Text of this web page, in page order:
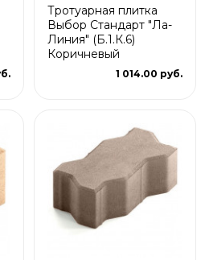
Тротуарная плитка
Выбор Стандарт "Ла-
Линия" (Б.1.К.6)
Коричневый
1 014.00 руб.